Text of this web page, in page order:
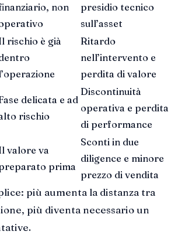
non
presidio tecnico
sull’asset
rischio è già
Ritardo
nell’intervento e
perdita di valore
delicata e ad
rischio
Discontinuità
operativa e perdita
di performance
valore va
prima
Sconti in due
diligence e minore
prezzo di vendita
più aumenta la distanza tra
più diventa necessario un